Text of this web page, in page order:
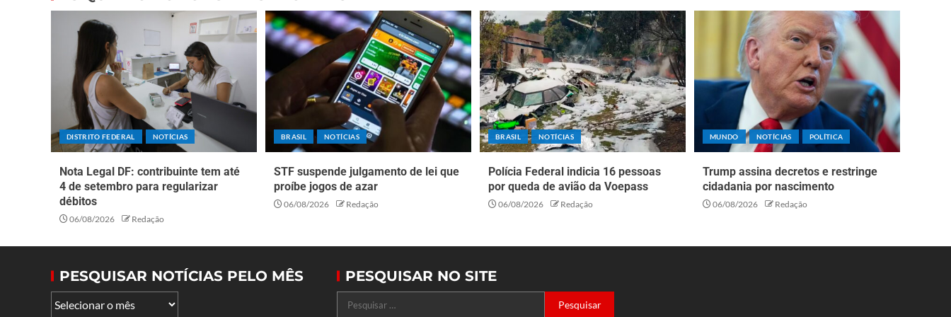
DISTRITO FEDERAL NOTÍCIAS
Nota Legal DF: contribuinte tem até
4 de setembro para regularizar
débitos
06/08/2026 Redação
BRASIL NOTÍCIAS
STF suspende julgamento de lei que
proíbe jogos de azar
06/08/2026 Redação
BRASIL NOTÍCIAS
Polícia Federal indicia 16 pessoas
por queda de avião da Voepass
06/08/2026 Redação
MUNDO NOTÍCIAS POLÍTICA
Trump assina decretos e restringe
cidadania por nascimento
06/08/2026 Redação
PESQUISAR NOTÍCIAS PELO MÊS PESQUISAR NO SITE